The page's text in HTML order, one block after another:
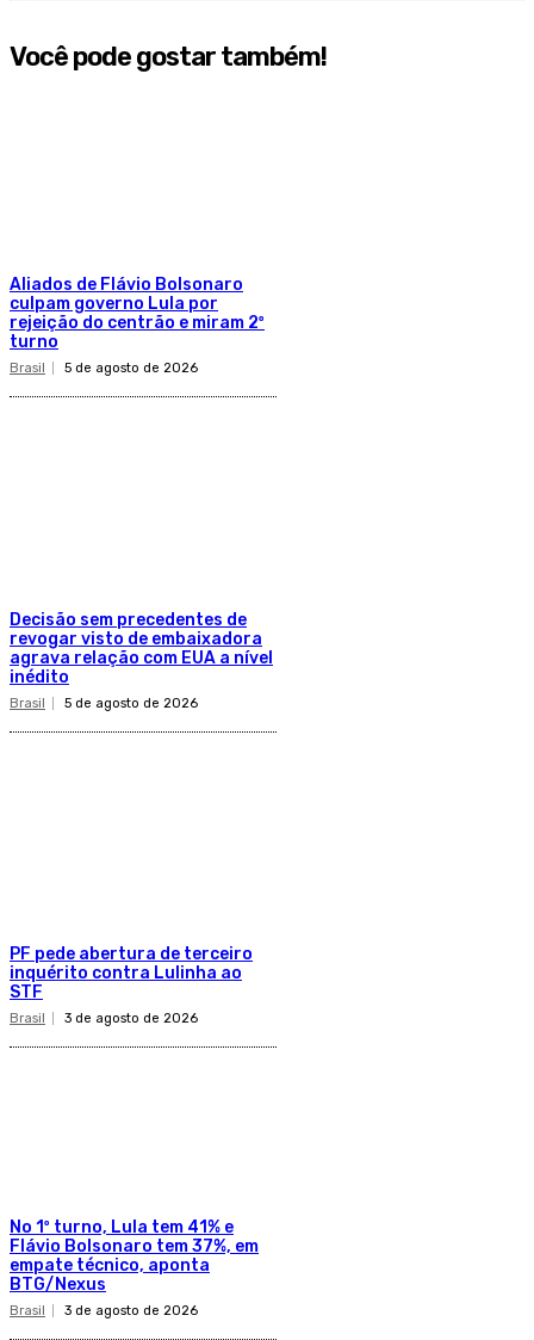
Você pode gostar também!
Aliados de Flávio Bolsonaro
culpam governo Lula por
rejeição do centrão e miram 2º
turno
Brasil 5 de agosto de 2026
Decisão sem precedentes de
revogar visto de embaixadora
agrava relação com EUA a nível
inédito
Brasil 5 de agosto de 2026
PF pede abertura de terceiro
inquérito contra Lulinha ao
STF
Brasil 3 de agosto de 2026
No 1º turno, Lula tem 41% e
Flávio Bolsonaro tem 37%, em
empate técnico, aponta
BTG/Nexus
Brasil 3 de agosto de 2026